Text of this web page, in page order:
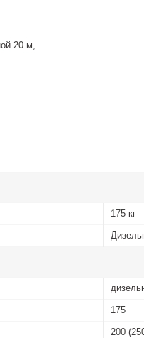
20 м,
175 кг
175
200